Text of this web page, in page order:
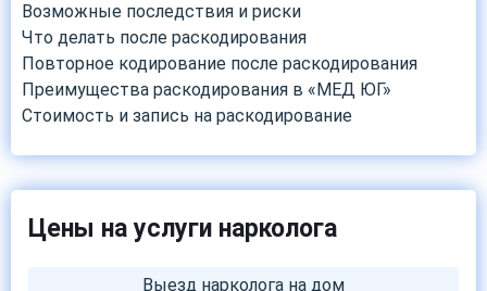
Возможные последствия и риски
Что делать после раскодирования
Повторное кодирование после раскодирования
Преимущества раскодирования в «МЕД ЮГ»
Стоимость и запись на раскодирование
Цены на услуги нарколога
Выезд нарколога на дом